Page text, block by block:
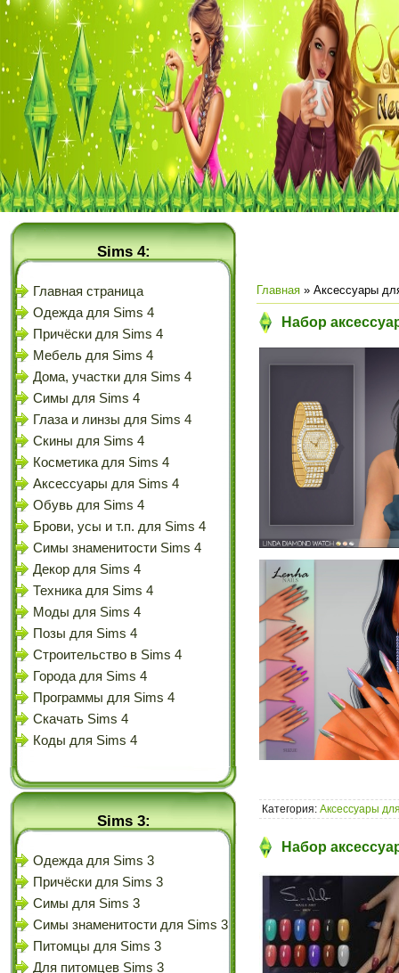
Sims 4:
Главная страница
Одежда для Sims 4
Причёски для Sims 4
Мебель для Sims 4
Дома, участки для Sims 4
Симы для Sims 4
Глаза и линзы для Sims 4
Скины для Sims 4
Косметика для Sims 4
Аксессуары для Sims 4
Обувь для Sims 4
Брови, усы и т.п. для Sims 4
Симы знаменитости Sims 4
Декор для Sims 4
Техника для Sims 4
Моды для Sims 4
Позы для Sims 4
Строительство в Sims 4
Города для Sims 4
Программы для Sims 4
Скачать Sims 4
Коды для Sims 4
Sims 3:
Одежда для Sims 3
Причёски для Sims 3
Симы для Sims 3
Симы знаменитости для Sims 3
Питомцы для Sims 3
Для питомцев Sims 3
Главная » Аксессуары
Набор
Категория: Аксессуары
Набор